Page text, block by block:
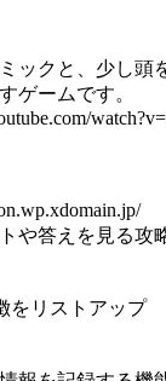
ックと、少し頭
ゲームです。
や答えを見る攻
をリストアップ